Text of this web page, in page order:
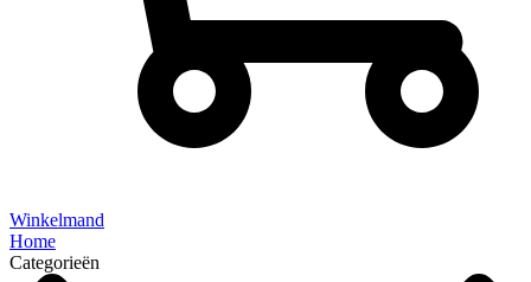
Winkelmand
Home
Categorieën